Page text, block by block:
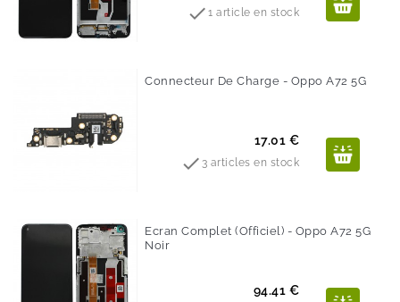
1 article en stock
Connecteur De Charge - Oppo A72 5G
Prix
17.01 €
 3 articles en stock
Ecran Complet (Officiel) - Oppo A72 5G
Noir
Prix
94.41 €